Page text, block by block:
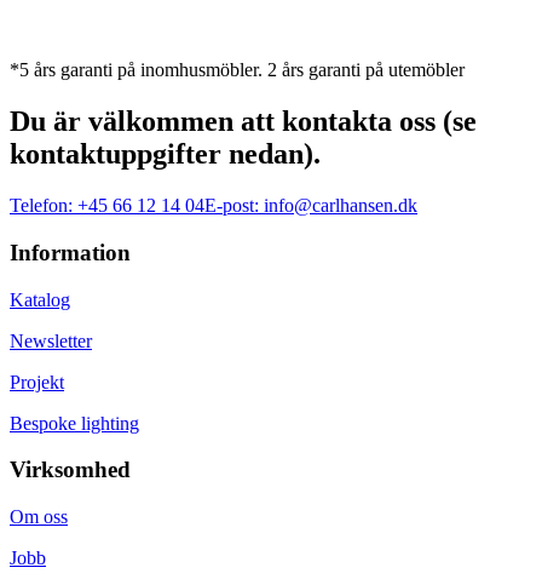
*5 års garanti på inomhusmöbler. 2 års garanti på utemöbler
Du är välkommen att kontakta oss (se
kontaktuppgifter nedan).
Telefon: +45 66 12 14 04E-post: info@carlhansen.dk
Information
Katalog
Newsletter
Projekt
Bespoke lighting
Virksomhed
Om oss
Jobb